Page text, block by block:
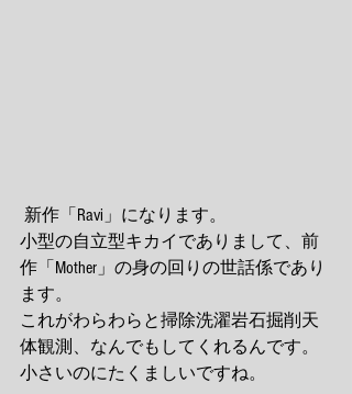
新作「Ravi」になります。
小型の自立型キカイでありまして、前
作「Mother」の身の回りの世話係であり
ます。
これがわらわらと掃除洗濯岩石掘削天
体観測、なんでもしてくれるんです。
小さいのにたくましいですね。